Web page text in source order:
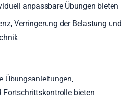
anpassbare Übungen bieten
Verringerung der Belastung und
Übungsanleitungen,
Fortschrittskontrolle bieten